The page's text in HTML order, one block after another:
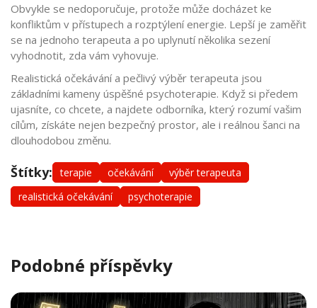
Obvykle se nedoporučuje, protože může docházet ke
konfliktům v přístupech a rozptýlení energie. Lepší je zaměřit
se na jednoho terapeuta a po uplynutí několika sezení
vyhodnotit, zda vám vyhovuje.
Realistická očekávání a pečlivý výběr terapeuta jsou
základními kameny úspěšné psychoterapie. Když si předem
ujasníte, co chcete, a najdete odborníka, který rozumí vašim
cílům, získáte nejen bezpečný prostor, ale i reálnou šanci na
dlouhodobou změnu.
Štítky: terapie očekávání
výběr terapeuta
realistická očekávání
psychoterapie
Podobné příspěvky